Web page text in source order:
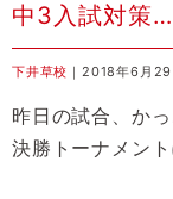
中3入試対策
下井草校 ｜2018年6月29
昨日の試合、か
決勝トーナメン